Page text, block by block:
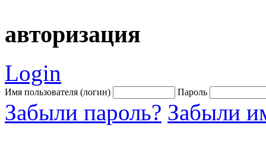
авторизация
Login
Имя пользователя (логин) Пароль
Забыли пароль? Забыли